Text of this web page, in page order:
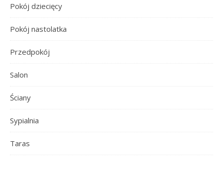
Pokój dziecięcy
Pokój nastolatka
Przedpokój
Salon
Ściany
Sypialnia
Taras